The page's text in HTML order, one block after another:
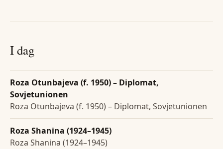
I dag
Roza Otunbajeva (f. 1950) – Diplomat,
Sovjetunionen
Roza Otunbajeva (f. 1950) – Diplomat, Sovjetunionen
Roza Shanina (1924–1945)
Roza Shanina (1924–1945)